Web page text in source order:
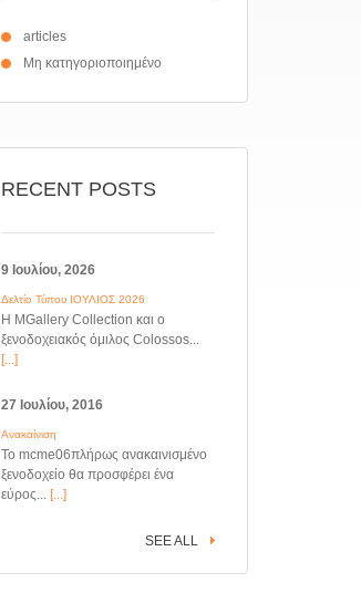
articles
Μη κατηγοριοποιημένο
RECENT POSTS
9 Ιουλίου, 2026
Δελτίο Τύπου ΙΟΥΛΙΟΣ 2026
Η MGallery Collection και ο
ξενοδοχειακός όμιλος Colossos...
[...]
27 Ιουλίου, 2016
Ανακαίνιση
Το mcme06πλήρως ανακαινισμένο
ξενοδοχείο θα προσφέρει ένα
εύρος... [...]
SEE ALL